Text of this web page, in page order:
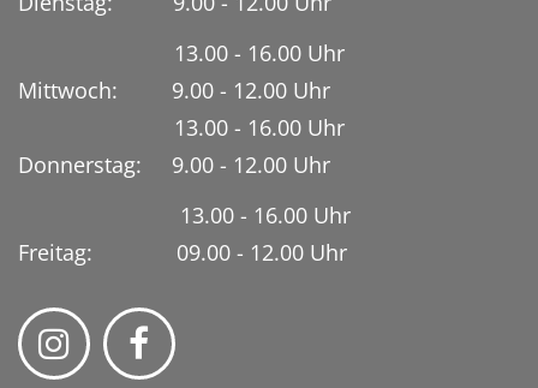
13.00 - 16.00 Uhr
Mittwoch: 9.00 - 12.00 Uhr
13.00 - 16.00 Uhr
Donnerstag: 9.00 - 12.00 Uhr
13.00 - 16.00 Uhr
Freitag: 09.00 - 12.00 Uhr